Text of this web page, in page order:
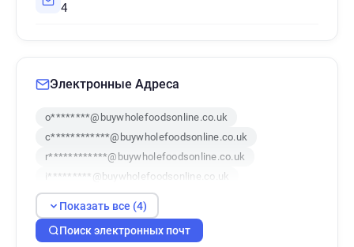
4
Электронные Адреса
o********@buywholefoodsonline.co.uk
c************@buywholefoodsonline.co.uk
r************@buywholefoodsonline.co.uk
i*********@buywholefoodsonline.co.uk
Показать все (4)
Поиск электронных почт